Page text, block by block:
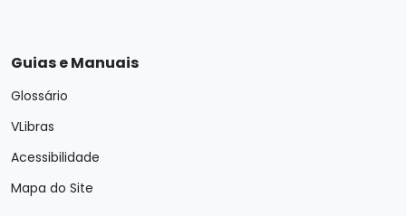
Guias e Manuais
Glossário
VLibras
Acessibilidade
Mapa do Site